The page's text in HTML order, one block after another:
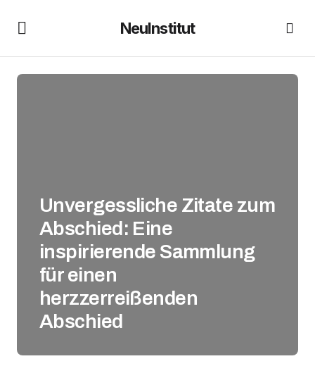
NeuInstitut
Unvergessliche Zitate zum
Abschied: Eine
inspirierende Sammlung
für einen
herzzerreißenden
Abschied